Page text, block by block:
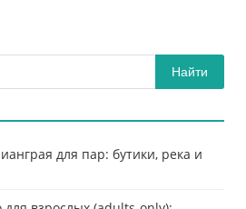
Найти
для пар: бутики, река и